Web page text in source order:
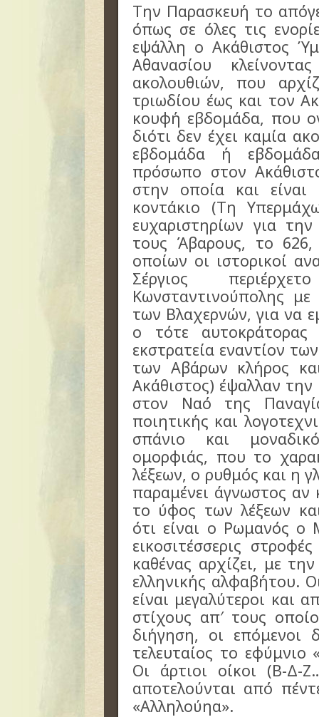
Την Παρασκευή το
όπως σε όλες τις
εψάλλη ο Ακάθιστος
Αθανασίου
ακολουθιών, που
τριωδίου έως και τον
κουφή εβδομάδα, που
διότι δεν έχει καμία
εβδομάδα ή
πρόσωπο στον
στην οποία και
κοντάκιο (Τη
ευχαριστηρίων για
τους Άβαρους, το
οποίων οι ιστορικοί
Σέργιος
Κωνσταντινούπολης
των Βλαχερνών, για να
ο τότε αυτοκράτορας
εκστρατεία εναντίον
των Αβάρων κλήρος
Ακάθιστος) έψαλλαν
στον Ναό της
ποιητικής και
σπάνιο και
ομορφιάς, που το
λέξεων, ο ρυθμός και η
παραμένει άγνωστος αν
το ύφος των λέξεων
ότι είναι ο Ρωμανός ο
εικοσιτέσσερις
καθένας αρχίζει, με
ελληνικής αλφαβήτου.
είναι μεγαλύτεροι και
στίχους απ′ τους
διήγηση, οι επόμενοι
τελευταίος το
Οι άρτιοι οίκοι (Β-Δ-
αποτελούνται από
«Αλληλούηα».